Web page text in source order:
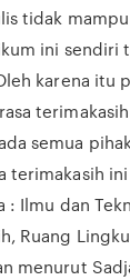
tidak
ini sendiri
karena itu
semua
terimakasih
: Ilmu dan
Ruang
menurut